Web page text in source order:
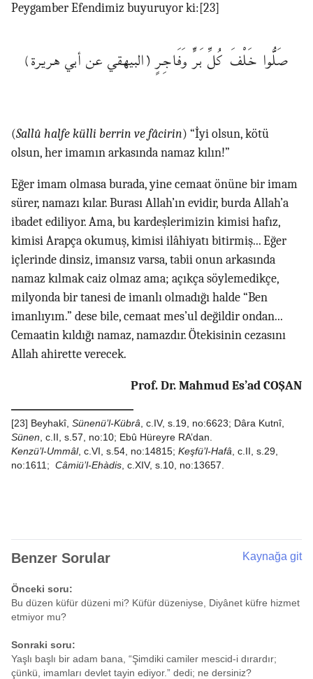
Peygamber Efendimiz buyuruyor ki:[23]
صَلُّوا خَلْفَ كُلِّ بَرٍّ وَفَاجِرٍ (البيهقي عن أبي هريرة)
(Sallû halfe külli berrin ve fâcirin) “İyi olsun, kötü
olsun, her imamın arkasında namaz kılın!”
Eğer imam olmasa burada, yine cemaat önüne bir imam
sürer, namazı kılar. Burası Allah’ın evidir, burda Allah’a
ibadet ediliyor. Ama, bu kardeşlerimizin kimisi hafız,
kimisi Arapça okumuş, kimisi ilâhiyatı bitirmiş... Eğer
içlerinde dinsiz, imansız varsa, tabii onun arkasında
namaz kılmak caiz olmaz ama; açıkça söylemedikçe,
milyonda bir tanesi de imanlı olmadığı halde “Ben
imanlıyım.” dese bile, cemaat mes’ul değildir ondan...
Cemaatin kıldığı namaz, namazdır. Ötekisinin cezasını
Allah ahirette verecek.
Prof. Dr. Mahmud Es’ad COŞAN
[23] Beyhakî, Sünenü’l-Kübrâ , c.IV, s.19, no:6623; Dâra Kutnî,
Sünen , c.II, s.57, no:10; Ebû Hüreyre RA’dan.
Kenzü’l-Ummâl, c.VI, s.54, no:14815; Keşfü’l-Hafâ , c.II, s.29,
no:1611; Câmiü’l-Ehàdis , c.XIV, s.10, no:13657.
Benzer Sorular Kaynağa git
Önceki soru:
Bu düzen küfür düzeni mi? Küfür düzeniyse, Diyânet küfre hizmet
etmiyor mu?
Sonraki soru:
Yaşlı başlı bir adam bana, “Şimdiki camiler mescid-i dırardır;
çünkü, imamları devlet tayin ediyor.” dedi; ne dersiniz?